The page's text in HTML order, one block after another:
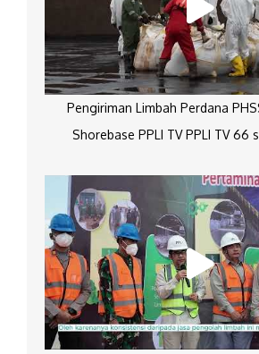
Pengiriman Limbah Perdana
Shorebase PPLI TV PPLI TV 66